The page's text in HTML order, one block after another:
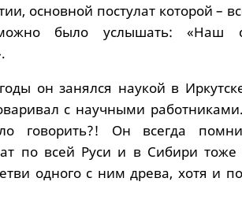
основной постулат которой –
было услышать: «Наш
он занялся наукой в
с научными
говорить?! Он всегда
по всей Руси и в Сибири тоже
одного с ним древа, хотя и